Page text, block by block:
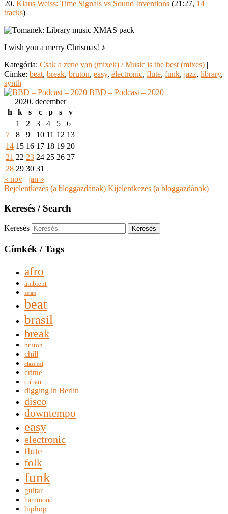
20. Klaus Weiss: Time Signals vs Sound Inventions (21:27, 14
tracks)
I wish you a merry Chrismas! ♪
Kategória: Csak a zene van (mixek) / Music is the best (mixes) |
Címke: beat, break, bruton, easy, electronic, flute, funk, jazz, library,
synth
BBD – Podcast – 2020
2020. december
h
k s c p s
v
1
2 3 4 5
6
7
8 9 10 11 12 13
14 15 16 17 18 19 20
21 22 23 24 25 26 27
28 29 30 31
« nov
jan »
Bejelentkezés (a bloggazdának) Kijelentkezés (a bloggazdának)
Keresés / Search
Keresés
Címkék / Tags
afro
ambient
asian
beat
brasil
break
bruton
chill
classical
crime
cuban
digging in Berlin
disco
downtempo
easy
electronic
flute
folk
funk
guitar
hammond
hiphop